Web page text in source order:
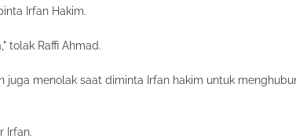
Irfan Hakim.
tolak Raffi Ahmad.
juga menolak saat diminta Irfan hakim untuk
Irfan.